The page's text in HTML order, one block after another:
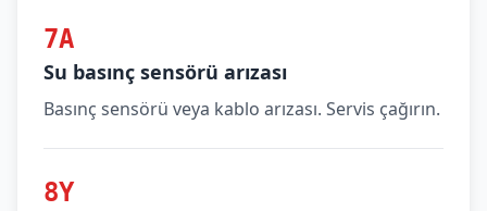
7A
Su basınç sensörü arızası
Basınç sensörü veya kablo arızası. Servis çağırın.
8Y